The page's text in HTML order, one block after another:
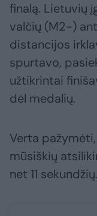
finalą. Lietuvių
valčių (M2-)
distancijos
spurtavo,
užtikrintai
dėl medalių.
Verta
mūsiškių
net 11 sekundžių.